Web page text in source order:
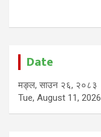
Date
मङ्ल, साउन २६, २०८३
Tue, August 11, 2026